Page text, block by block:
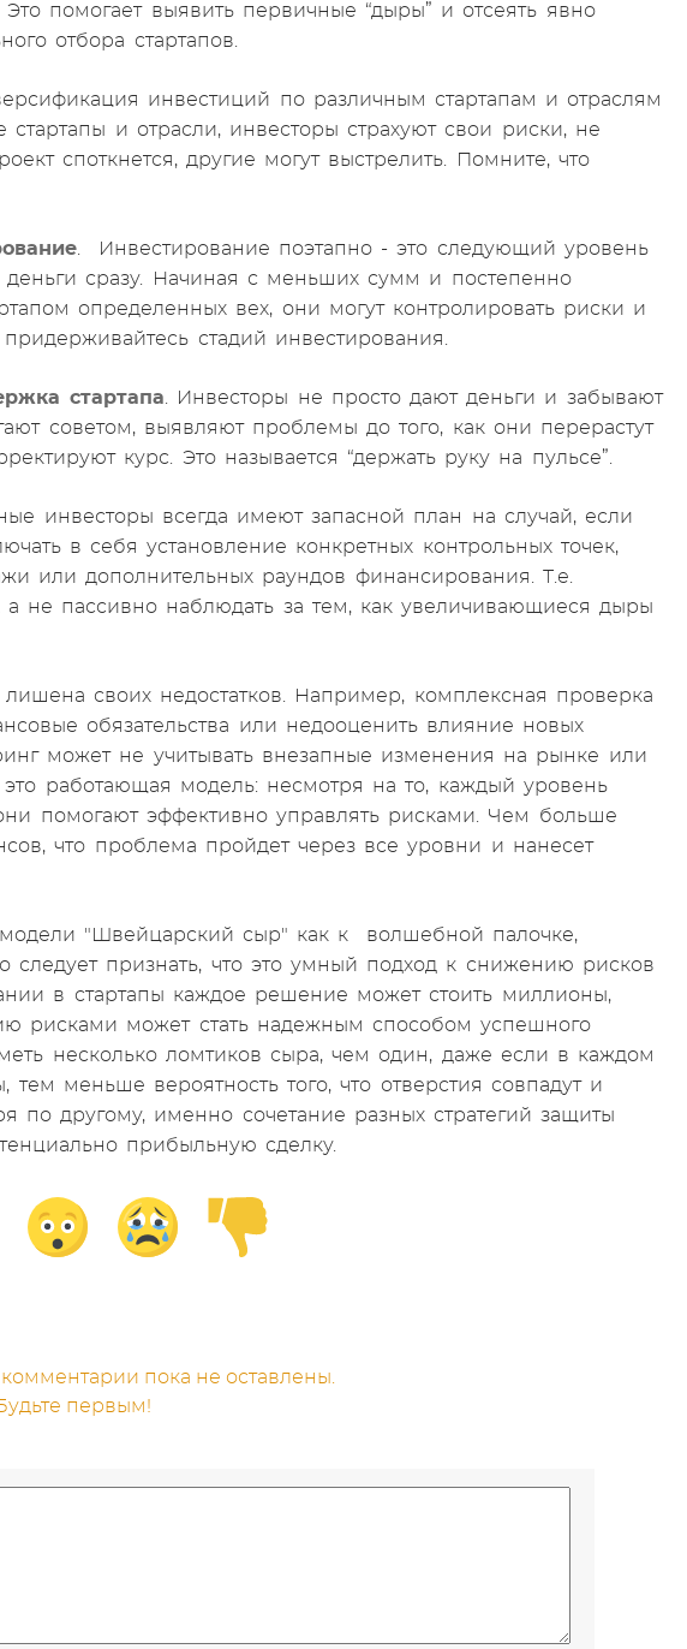
помогает выявить первичные “дыры” и отсеять явно
отбора стартапов.
инвестиций по различным стартапам и отраслям
и отрасли, инвесторы страхуют свои риски, не
споткнется, другие могут выстрелить. Помните, что
. Инвестирование поэтапно - это следующий уровень
сразу. Начиная с меньших сумм и постепенно
определенных вех, они могут контролировать риски и
стадий инвестирования.
стартапа. Инвесторы не просто дают деньги и забывают
советом, выявляют проблемы до того, как они перерастут
курс. Это называется “держать руку на пульсе”.
инвесторы всегда имеют запасной план на случай, если
в себя установление конкретных контрольных точек,
или дополнительных раундов финансирования. Т.е.
не пассивно наблюдать за тем, как увеличивающиеся дыры
своих недостатков. Например, комплексная проверка
обязательства или недооценить влияние новых
может не учитывать внезапные изменения на рынке или
работающая модель: несмотря на то, каждый уровень
помогают эффективно управлять рисками. Чем больше
что проблема пройдет через все уровни и нанесет
"Швейцарский сыр" как к волшебной палочке,
следует признать, что это умный подход к снижению рисков
в стартапы каждое решение может стоить миллионы,
рисками может стать надежным способом успешного
несколько ломтиков сыра, чем один, даже если в каждом
меньше вероятность того, что отверстия совпадут и
по другому, именно сочетание разных стратегий защиты
прибыльную сделку.
пока не оставлены.
первым!